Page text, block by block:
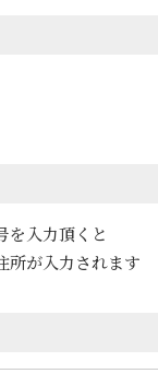
を入力頂くと
所が入力されます